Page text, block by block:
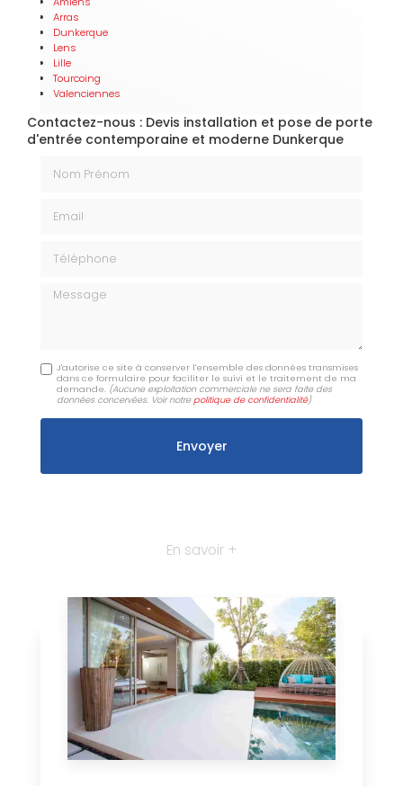
Arras
Dunkerque
Lens
Lille
Tourcoing
Valenciennes
Contactez-nous : Devis installation et pose de porte
d'entrée contemporaine et moderne Dunkerque
Message
J'autorise ce site à conserver l'ensemble des données transmises
dans ce formulaire pour faciliter le suivi et le traitement de ma
demande. (Aucune exploitation commerciale ne sera faite des
données concervées. Voir notrepolitique de confidentialité)
En savoir +